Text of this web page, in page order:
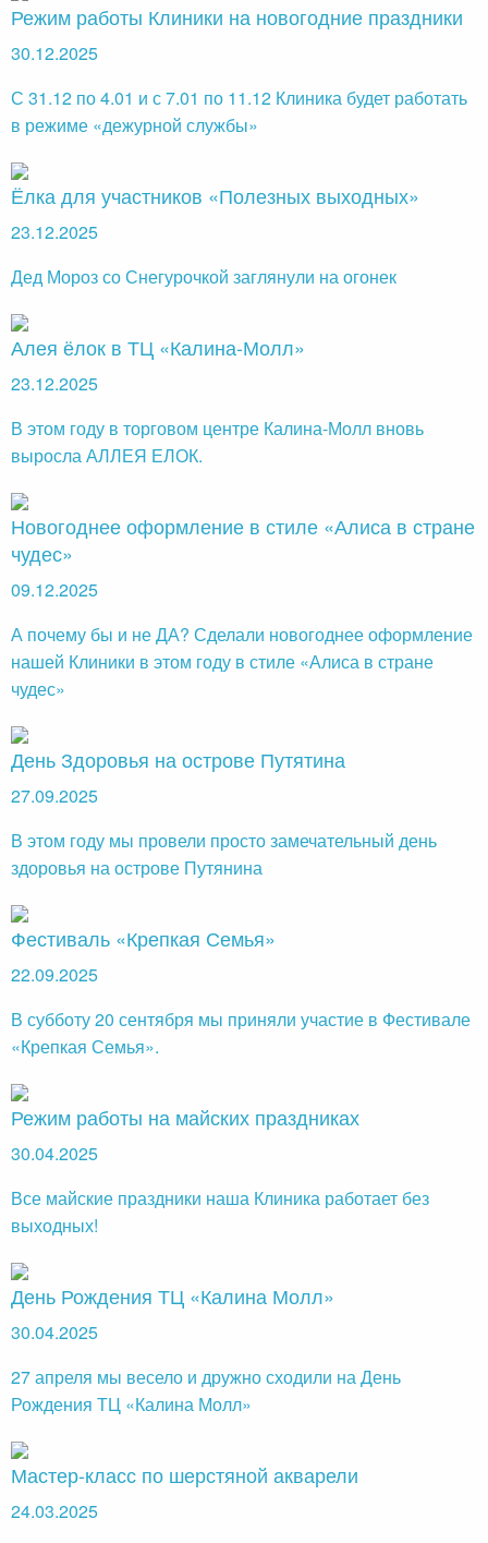
Режим работы Клиники на новогодние праздники
30.12.2025
С 31.12 по 4.01 и с 7.01 по 11.12 Клиника будет работать
в режиме «дежурной службы»
Ёлка для участников «Полезных выходных»
23.12.2025
Дед Мороз со Снегурочкой заглянули на огонек
Алея ёлок в ТЦ «Калина-Молл»
23.12.2025
В этом году в торговом центре Калина-Молл вновь
выросла АЛЛЕЯ ЕЛОК.
Новогоднее оформление в стиле «Алиса в стране
чудес»
09.12.2025
А почему бы и не ДА? Сделали новогоднее оформление
нашей Клиники в этом году в стиле «Алиса в стране
чудес»
День Здоровья на острове Путятина
27.09.2025
В этом году мы провели просто замечательный день
здоровья на острове Путянина
Фестиваль «Крепкая Семья»
22.09.2025
В субботу 20 сентября мы приняли участие в Фестивале
«Крепкая Семья».
Режим работы на майских праздниках
30.04.2025
Все майские праздники наша Клиника работает без
выходных!
День Рождения ТЦ «Калина Молл»
30.04.2025
27 апреля мы весело и дружно сходили на День
Рождения ТЦ «Калина Молл»
Мастер-класс по шерстяной акварели
24.03.2025